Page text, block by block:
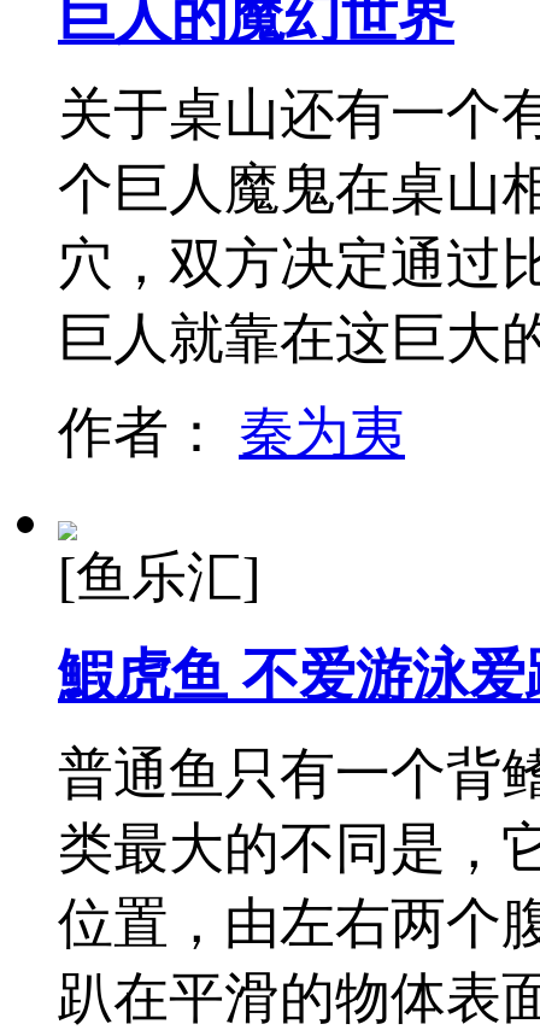
巨人的魔幻世界
关于桌山还有一个
个巨人魔鬼在桌山
穴，双方决定通过
巨人就靠在这巨
作者： 秦为夷
[鱼乐汇]
鰕虎鱼 不爱游泳爱
普通鱼只有一个背
类最大的不同是
位置，由左右两个
趴在平滑的物体